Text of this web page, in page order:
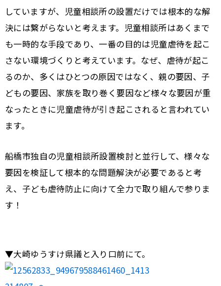
していますが、児童相談所の設置だけでは根本的な解
決には繋がらないと考えます。児童相談所はあくまで
も一時的な手段であり、一番の目的は児童虐待を起こ
さない環境づくりと考えています。なぜ、虐待が起こ
るのか、多くはひとつの原因ではなく、親の要因、子
どもの要因、家族を取り巻く要因など様々な要因が重
なったときに児童虐待が引き起こされると言われてい
ます。
船橋市独自の児童相談所設置検討と並行して、様々な
要因を検証して根本的な問題解決が必要であると考
え、子ども虐待防止に向けて全力で取り組んで参りま
す！
▼大崎ゆうすけ県議と入り口前にて。